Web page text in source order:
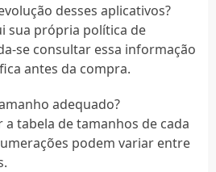
desses aplicativos?
sua própria política de
se consultar essa informação
antes da compra.
adequado?
tabela de tamanhos de cada
podem variar entre